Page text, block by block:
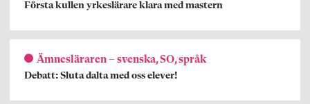
Första kullen yrkeslärare klara med mastern
Ämnesläraren – svenska, SO, språk
Debatt: Sluta dalta med oss elever!